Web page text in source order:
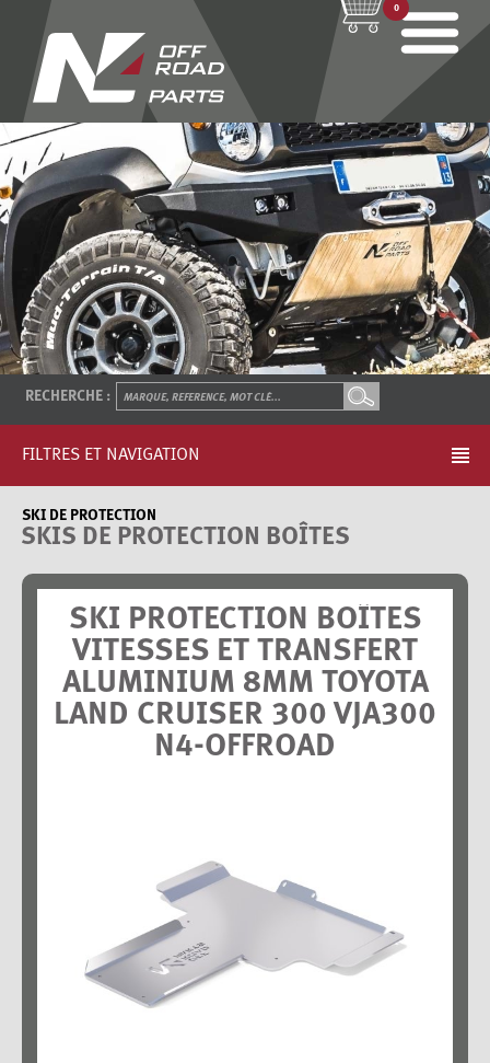
0
RECHERCHE :
FILTRES ET NAVIGATION
SKI DE PROTECTION
SKIS DE PROTECTION BOÎTES
SKI PROTECTION BOÎTES
VITESSES ET TRANSFERT
ALUMINIUM 8MM TOYOTA
LAND CRUISER 300 VJA300
N4-OFFROAD